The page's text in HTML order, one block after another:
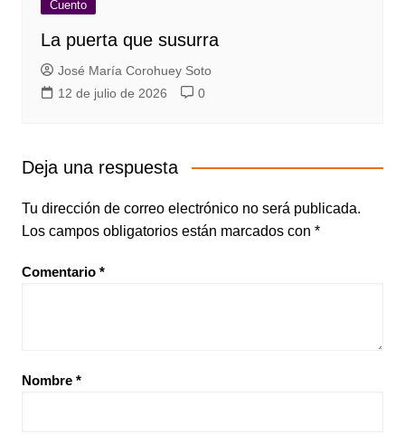
Cuento
La puerta que susurra
José María Corohuey Soto
12 de julio de 2026
0
Deja una respuesta
Tu dirección de correo electrónico no será publicada.
Los campos obligatorios están marcados con *
Comentario *
Nombre *